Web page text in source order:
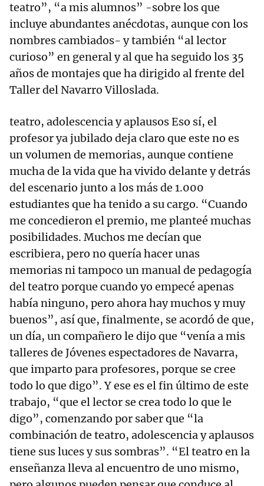
teatro”, “a mis alumnos” -sobre los que
incluye abundantes anécdotas, aunque con los
nombres cambiados- y también “al lector
curioso” en general y al que ha seguido los 35
años de montajes que ha dirigido al frente del
Taller del Navarro Villoslada.
teatro, adolescencia y aplausos Eso sí, el
profesor ya jubilado deja claro que este no es
un volumen de memorias, aunque contiene
mucha de la vida que ha vivido delante y detrás
del escenario junto a los más de 1.000
estudiantes que ha tenido a su cargo. “Cuando
me concedieron el premio, me planteé muchas
posibilidades. Muchos me decían que
escribiera, pero no quería hacer unas
memorias ni tampoco un manual de pedagogía
del teatro porque cuando yo empecé apenas
había ninguno, pero ahora hay muchos y muy
buenos”, así que, finalmente, se acordó de que,
un día, un compañero le dijo que “venía a mis
talleres de Jóvenes espectadores de Navarra,
que imparto para profesores, porque se cree
todo lo que digo”. Y ese es el fin último de este
trabajo, “que el lector se crea todo lo que le
digo”, comenzando por saber que “la
combinación de teatro, adolescencia y aplausos
tiene sus luces y sus sombras”. “El teatro en la
enseñanza lleva al encuentro de uno mismo,